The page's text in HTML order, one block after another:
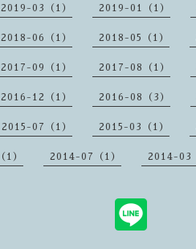
2019-03（1） 2019-01（1）
2018-06（1） 2018-05（1）
2017-09（1） 2017-08（1）
2016-12（1） 2016-08（3）
2015-07（1） 2015-03（1）
1） 2014-07（1） 2014-03